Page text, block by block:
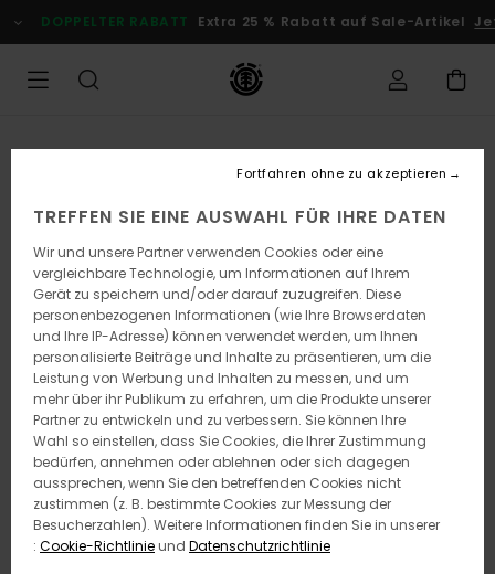
zur
Produktinformation
DOPPELTER RABATT Extra 25 % Rabatt auf Sale-Artikel
TREFFEN SIE EINE AUSWAHL FÜR IHRE DATEN
Wir und unsere Partner verwenden Cookies oder eine
vergleichbare Technologie, um Informationen auf Ihrem
Gerät zu speichern und/oder darauf zuzugreifen. Diese
personenbezogenen Informationen (wie Ihre Browserdaten
und Ihre IP-Adresse) können verwendet werden, um Ihnen
personalisierte Beiträge und Inhalte zu präsentieren, um die
Leistung von Werbung und Inhalten zu messen, und um
mehr über ihr Publikum zu erfahren, um die Produkte unserer
Partner zu entwickeln und zu verbessern. Sie können Ihre
Wahl so einstellen, dass Sie Cookies, die Ihrer Zustimmung
bedürfen, annehmen oder ablehnen oder sich dagegen
aussprechen, wenn Sie den betreffenden Cookies nicht
zustimmen (z. B. bestimmte Cookies zur Messung der
Besucherzahlen). Weitere Informationen finden Sie in unserer
: Cookie-Richtlinieund Datenschutzrichtlinie
Fortfahren ohne zu akzeptieren